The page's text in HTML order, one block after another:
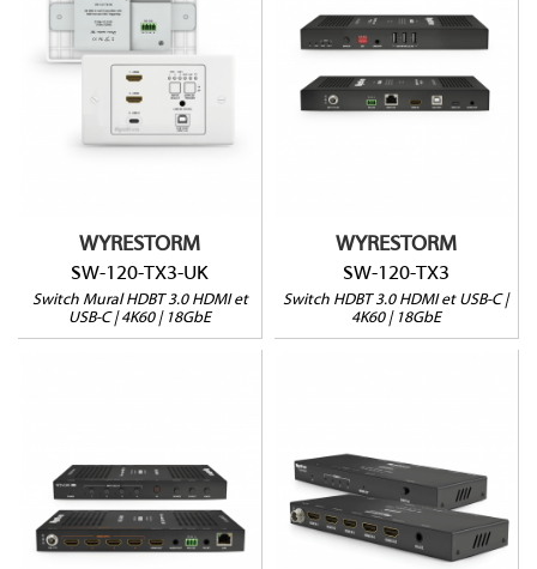
WYRESTORM
SW-120-TX3-UK
Switch Mural HDBT 3.0 HDMI et
USB-C | 4K60 | 18GbE
SW-120-TX3-UK
2 entrées / 1 sortie
HDMI et USB-C
1 ports USB B
WYRESTORM
SW-120-TX3
Switch HDBT 3.0 HDMI et USB-C |
4K60 | 18GbE
2 entrées / 1 sortie
NHD-0401-MV EXP-SW-0401-H2